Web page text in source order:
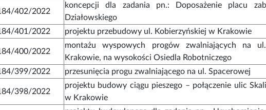
402/2022
koncepcji dla zadania pn.: Doposażenie placu
Działowskiego
401/2022 projektu przebudowy ul. Kobierzyńskiej w Krakowie
400/2022
montażu wyspowych progów zwalniających na
Krakowie, na wysokości Osiedla Robotniczego
399/2022 przesunięcia progu zwalniającego na ul. Spacerowej
398/2022
projektu budowy ciągu pieszego – połączenie ulic
w Krakowie